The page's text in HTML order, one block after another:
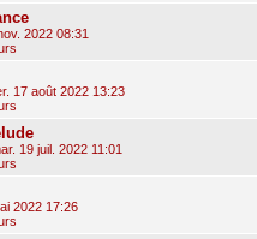
2022 08:31
17 août 2022 13:23
19 juil. 2022 11:01
2022 17:26